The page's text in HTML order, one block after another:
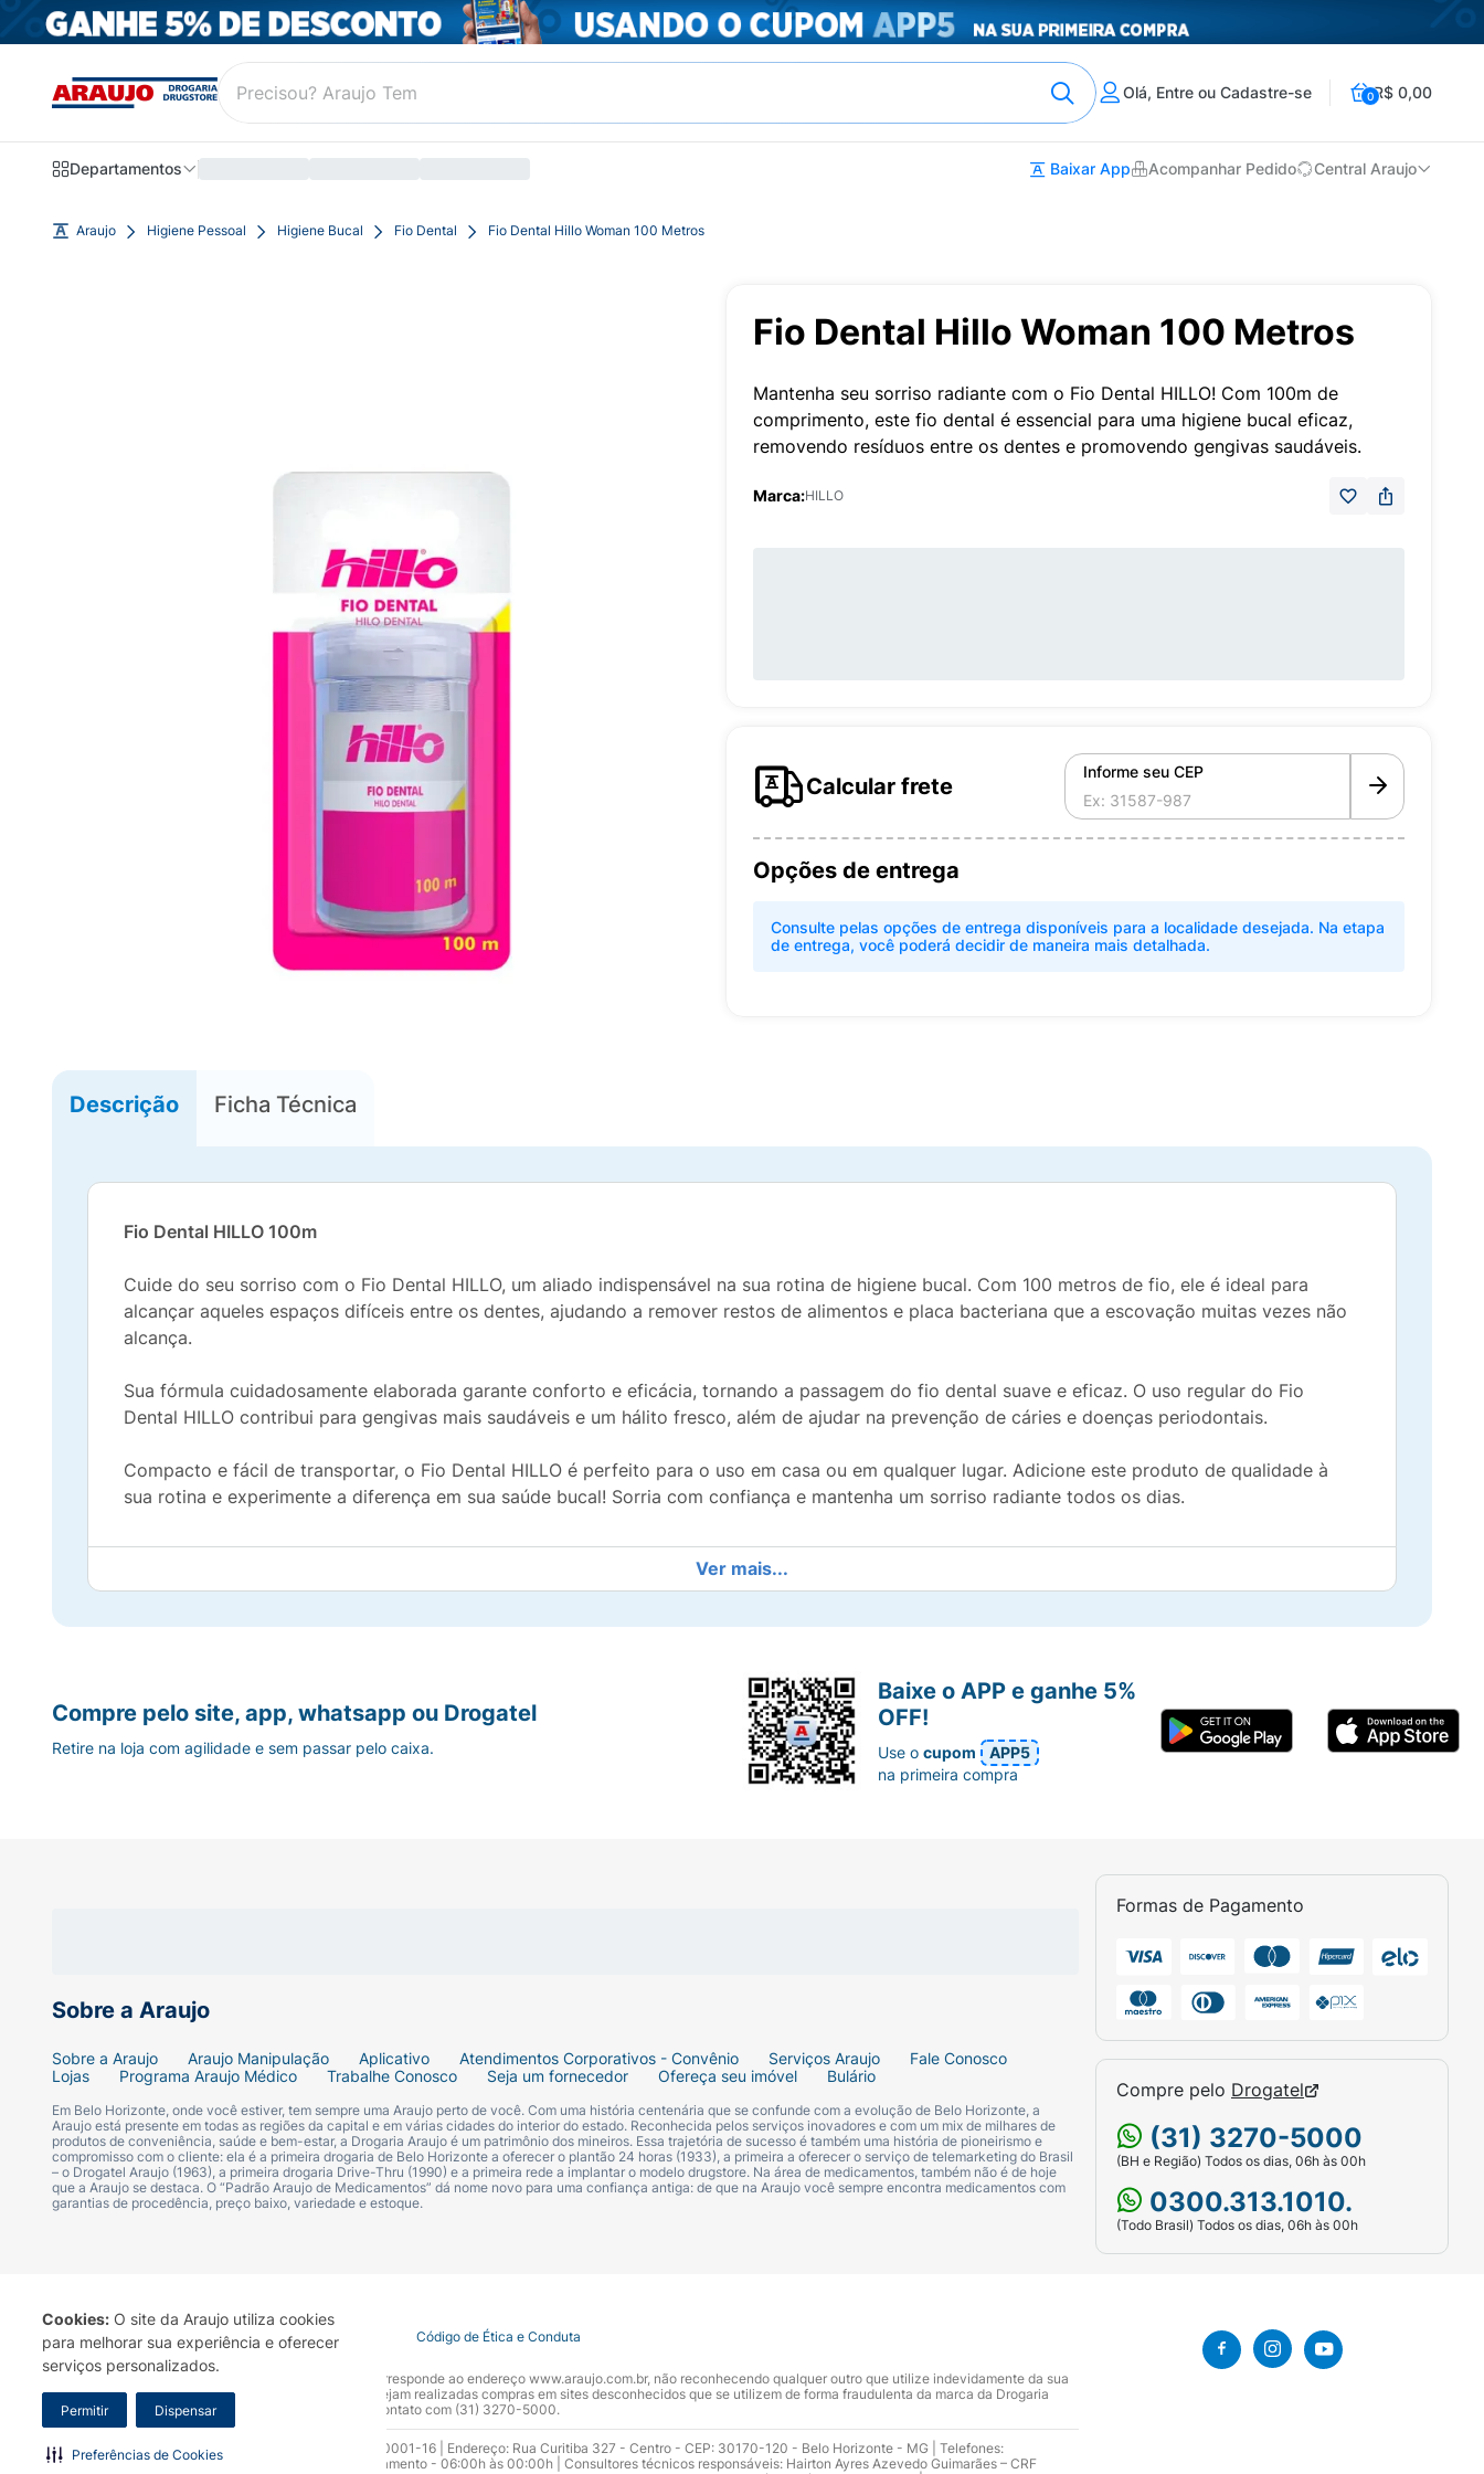
Cookies: O site da Araujo utiliza cookies
para melhorar sua experiência e oferecer
serviços personalizados.
Permitir Dispensar
Preferências de Cookies
Olá, Entre ou Cadastre-se 0R$ 0,00
Departamentos Baixar App Acompanhar Pedido Central Araujo
Araujo Higiene Pessoal Higiene Bucal Fio Dental Fio Dental Hillo Woman 100 Metros
Fio Dental Hillo Woman 100 Metros
Mantenha seu sorriso radiante com o Fio Dental HILLO! Com 100m de
comprimento, este fio dental é essencial para uma higiene bucal eficaz,
removendo resíduos entre os dentes e promovendo gengivas saudáveis.
Marca:HILLO
Calcular frete
Informe seu CEP
Opções de entrega
Consulte pelas opções de entrega disponíveis para a localidade desejada. Na etapa
de entrega, você poderá decidir de maneira mais detalhada.
Descrição Ficha Técnica
Fio Dental HILLO 100m
Cuide do seu sorriso com o Fio Dental HILLO, um aliado indispensável na sua rotina de higiene bucal. Com 100 metros de fio, ele é ideal para
alcançar aqueles espaços difíceis entre os dentes, ajudando a remover restos de alimentos e placa bacteriana que a escovação muitas vezes não
alcança.
Sua fórmula cuidadosamente elaborada garante conforto e eficácia, tornando a passagem do fio dental suave e eficaz. O uso regular do Fio
Dental HILLO contribui para gengivas mais saudáveis e um hálito fresco, além de ajudar na prevenção de cáries e doenças periodontais.
Compacto e fácil de transportar, o Fio Dental HILLO é perfeito para o uso em casa ou em qualquer lugar. Adicione este produto de qualidade à
sua rotina e experimente a diferença em sua saúde bucal! Sorria com confiança e mantenha um sorriso radiante todos os dias.
Ver mais...
Sobre a Araujo
Sobre a Araujo Araujo Manipulação Aplicativo Atendimentos Corporativos - Convênio Serviços Araujo
Fale Conosco
Lojas
Programa Araujo Médico Trabalhe Conosco Seja um fornecedor Ofereça seu imóvel Bulário
Em Belo Horizonte, onde você estiver, tem sempre uma Araujo perto de você. Com uma história centenária que se confunde com a evolução de Belo Horizonte, a
Araujo está presente em todas as regiões da capital e em várias cidades do interior do estado. Reconhecida pelos serviços inovadores e com um mix de milhares de
produtos de conveniência, saúde e bem-estar, a Drogaria Araujo é um patrimônio dos mineiros. Essa trajetória de sucesso é também uma história de pioneirismo e
compromisso com o cliente: ela é a primeira drogaria de Belo Horizonte a oferecer o plantão 24 horas (1933), a primeira a oferecer o serviço de telemarketing do Brasil
– o Drogatel Araujo (1963), a primeira drogaria Drive-Thru (1990) e a primeira rede a implantar o modelo drugstore. Na área de medicamentos, também não é de hoje
que a Araujo se destaca. O “Padrão Araujo de Medicamentos” dá nome novo para uma confiança antiga: de que na Araujo você sempre encontra medicamentos com
garantias de procedência, preço baixo, variedade e estoque.
Formas de Pagamento
Compre pelo Drogatel
(31) 3270-5000
(BH e Região) Todos os dias, 06h às 00h
0300.313.1010.
(Todo Brasil) Todos os dias, 06h às 00h
Compre pelo site, app, whatsapp ou Drogatel
Retire na loja com agilidade e sem passar pelo caixa.
Baixe o APP e ganhe 5%
OFF!
Use ocupom
APP5
na primeira compra
Termo de Uso Portal da Privacidade Covid-19 Código de Ética e Conduta
A Drogaria Araujo S/A informa que o seu site oficial corresponde ao endereço www.araujo.com.br, não reconhecendo qualquer outro que utilize indevidamente da sua
marca. Para sua segurança recomendamos que não sejam realizadas compras em sites desconhecidos que se utilizem de forma fraudulenta da marca da Drogaria
Araujo S.A. Em caso de dúvidas, gentileza entrar em contato com (31) 3270-5000.
Razão Social: Drogaria Araujo S.A | CNPJ: 17.256.512.0001-16 | Endereço: Rua Curitiba 327 - Centro - CEP: 30170-120 - Belo Horizonte - MG | Telefones:
0300.313.1010 e (31) 3270-5000 Horário de funcionamento - 06:00h às 00:00h | Consultores técnicos responsáveis: Hairton Ayres Azevedo Guimarães – CRF